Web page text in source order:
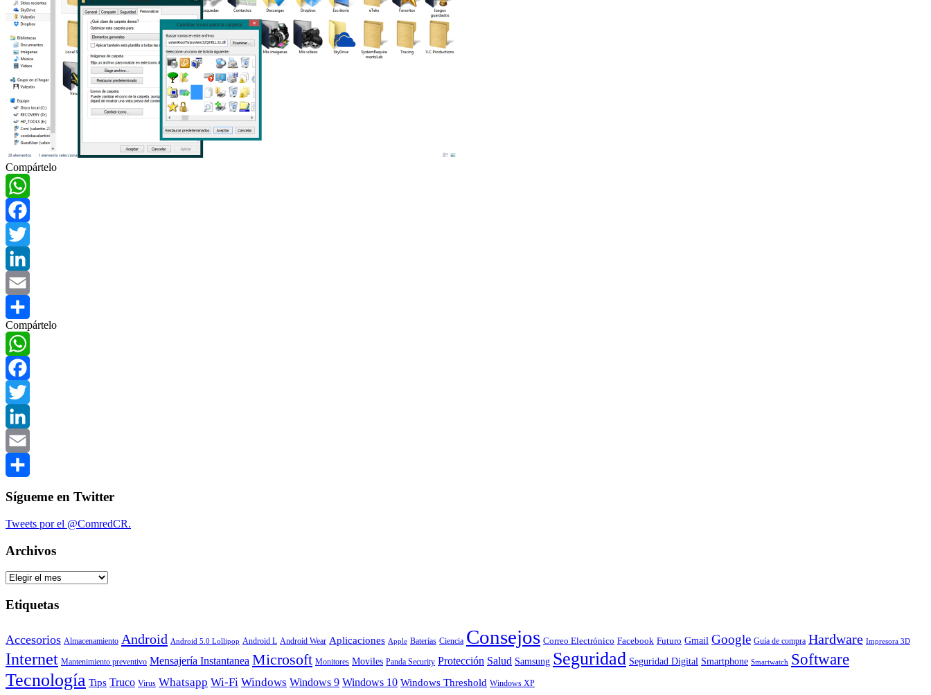
Compártelo
WhatsApp
Facebook
Twitter
LinkedIn
Email
Compartir
Compártelo
WhatsApp
Facebook
Twitter
LinkedIn
Email
Compartir
Sígueme en Twitter
Tweets por el @ComredCR.
Archivos
Archivos
Etiquetas
Accesorios Almacenamiento Android Android 5.0 Lollipop Android L Android Wear Aplicaciones Apple Baterías Ciencia Consejos Correo Electrónico Facebook Futuro Gmail Google Guía de compra Hardware Impresora 3D
Internet Mantenimiento preventivo Mensajería Instantanea Microsoft Monitores Moviles Panda Security Protección Salud Samsung Seguridad Seguridad Digital Smartphone Smartwatch Software
Tecnología Tips Truco Virus Whatsapp Wi-Fi Windows Windows 9 Windows 10 Windows Threshold Windows XP